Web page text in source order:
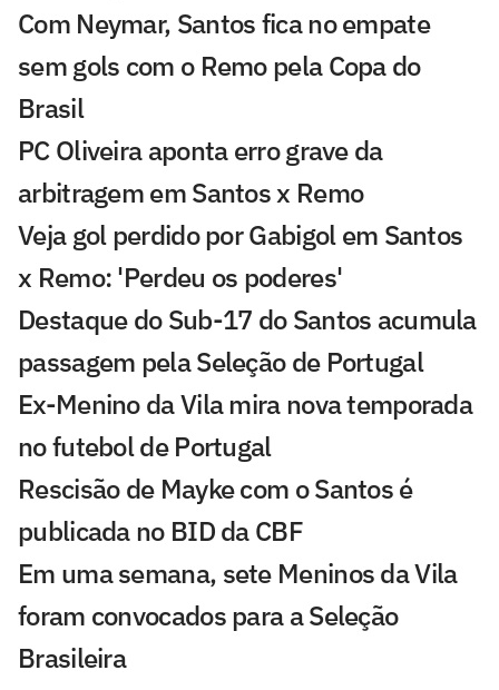
Com Neymar, Santos fica no empate
sem gols com o Remo pela Copa do
Brasil
PC Oliveira aponta erro grave da
arbitragem em Santos x Remo
Veja gol perdido por Gabigol em Santos
x Remo: 'Perdeu os poderes'
Destaque do Sub-17 do Santos acumula
passagem pela Seleção de Portugal
Ex-Menino da Vila mira nova temporada
no futebol de Portugal
Rescisão de Mayke com o Santos é
publicada no BID da CBF
Em uma semana, sete Meninos da Vila
foram convocados para a Seleção
Brasileira